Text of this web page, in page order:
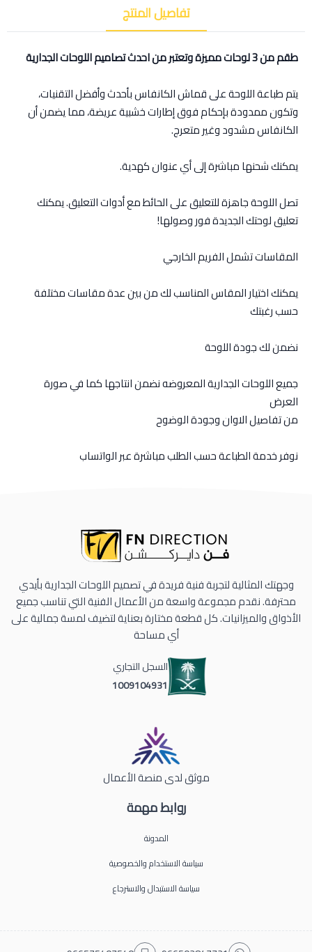
تفاصيل المنتج
طقم من 3 لوحات مميزة وتعتبر من احدث تصاميم اللوحات الجدارية
يتم طباعة اللوحة على قماش الكانفاس بأحدث وأفضل التقنيات،
وتكون ممدودة بإحكام فوق إطارات خشبية عريضة، مما يضمن أن
الكانفاس مشدود وغير متعرج.
يمكنك شحنها مباشرة إلى أي عنوان كهدية.
تصل اللوحة جاهزة للتعليق على الحائط مع أدوات التعليق. يمكنك
تعليق لوحتك الجديدة فور وصولها!
المقاسات تشمل الفريم الخارجي
يمكنك اختيار المقاس المناسب لك من بين عدة مقاسات مختلفة
حسب رغبتك
نضمن لك جودة اللوحة
جميع اللوحات الجدارية المعروضه نضمن انتاجها كما في صورة
العرض
من تفاصيل الاوان وجودة الوضوح
نوفر خدمة الطباعة حسب الطلب مباشرة عبر الواتساب
روابط مهمة
المدونة
سياسة الاستخدام والخصوصية
سياسة الاستبدال والاسترجاع
وجهتك المثالية لتجربة فنية فريدة في تصميم اللوحات الجدارية بأيدي
محترفة. نقدم مجموعة واسعة من الأعمال الفنية التي تناسب جميع
الأذواق والميزانيات. كل قطعة مختارة بعناية لتضيف لمسة جمالية على
أي مساحة
السجل التجاري
1009104931
موثق لدى منصة الأعمال